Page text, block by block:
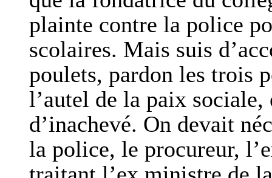
plainte contre la police
scolaires. Mais suis
poulets, pardon les trois
l’autel de la paix
d’inachevé. On devait
la police, le procureur,